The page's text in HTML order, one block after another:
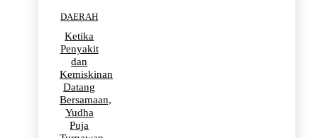
DAERAH
Ketika
Penyakit
dan
Kemiskinan
Datang
Bersamaan,
Yudha
Puja